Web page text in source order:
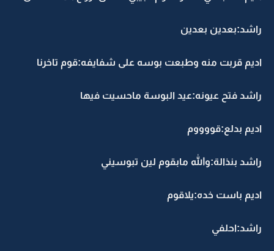
راشد:بعدين بعدين
اديم قربت منه وطبعت بوسه على شفايفه:قوم تاخرنا
راشد فتح عيونه:عيد البوسة ماحسيت فيها
اديم بدلع:قووووم
راشد بنذالة:والله مابقوم لين تبوسيني
اديم باست خده:يلاقوم
راشد:احلفي